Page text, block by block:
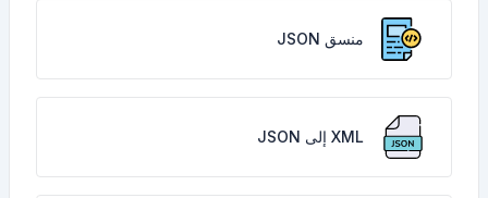
منسق JSON
XML إلى JSON